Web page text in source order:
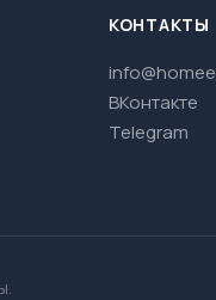
КОНТАКТЫ
ВКонтакте
Telegram